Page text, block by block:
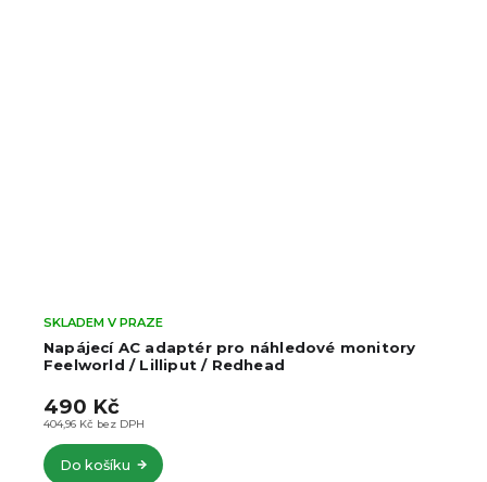
Napájecí AC adaptér pro náhledové monitory
Feelworld / Lilliput / Redhead
SKLADEM V PRAZE
404,96 Kč bez DPH
490 Kč
Do košíku